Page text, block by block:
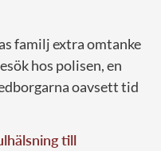
familj extra omtanke
hos polisen, en
oavsett tid
till